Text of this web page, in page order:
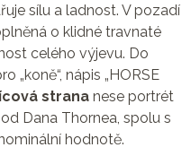
sílu a ladnost. V pozadí
o klidné travnaté
celého výjevu. Do
„koně“, nápis „HORSE
strana nese portrét
Dana Thornea, spolu s
hodnotě.